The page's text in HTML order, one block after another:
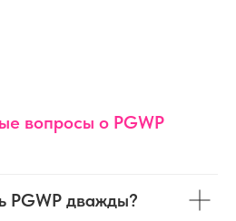
вопросы о PGWP
PGWP дважды?